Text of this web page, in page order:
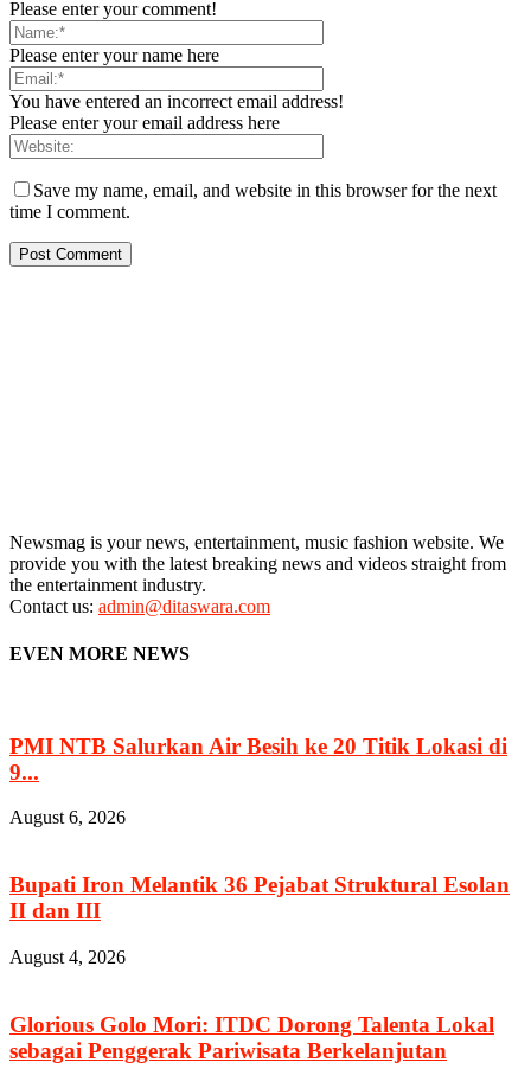
Please enter your comment!
Please enter your name here
You have entered an incorrect email address!
Please enter your email address here
Save my name, email, and website in this browser for the next
time I comment.
Newsmag is your news, entertainment, music fashion website. We
provide you with the latest breaking news and videos straight from
the entertainment industry.
Contact us: admin@ditaswara.com
EVEN MORE NEWS
PMI NTB Salurkan Air Besih ke 20 Titik Lokasi di
9...
August 6, 2026
Bupati Iron Melantik 36 Pejabat Struktural Esolan
II dan III
August 4, 2026
Glorious Golo Mori: ITDC Dorong Talenta Lokal
sebagai Penggerak Pariwisata Berkelanjutan